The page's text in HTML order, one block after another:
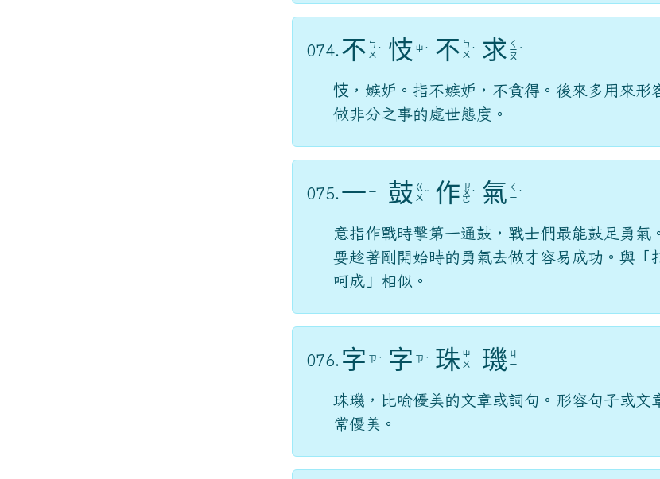
074. 不 ㄅ
ㄨ ˋ 忮 ㄓ ˋ 不 ㄅ
ㄨ ˋ 求 ㄑ
ㄧ
ㄡ
ˊ
忮，嫉妒。指不嫉妒，不貪得。後來多用來形
做非分之事的處世態度。
075. 一 ㄧ 鼓 ㄍ
ㄨ ˇ 作 ㄗ
ㄨ
ㄛ
ˋ 氣 ㄑ
ㄧ ˋ
意指作戰時擊第一通鼓，戰士們最能鼓足勇氣
要趁著剛開始時的勇氣去做才容易成功。與「
呵成」相似。
076. 字 ㄗ ˋ 字 ㄗ ˋ 珠 ㄓ
ㄨ
璣 ㄐ
ㄧ
珠璣，比喻優美的文章或詞句。形容句子或文
常優美。